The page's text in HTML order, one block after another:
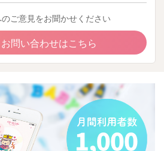
ご意見をお聞かせください
問い合わせはこちら